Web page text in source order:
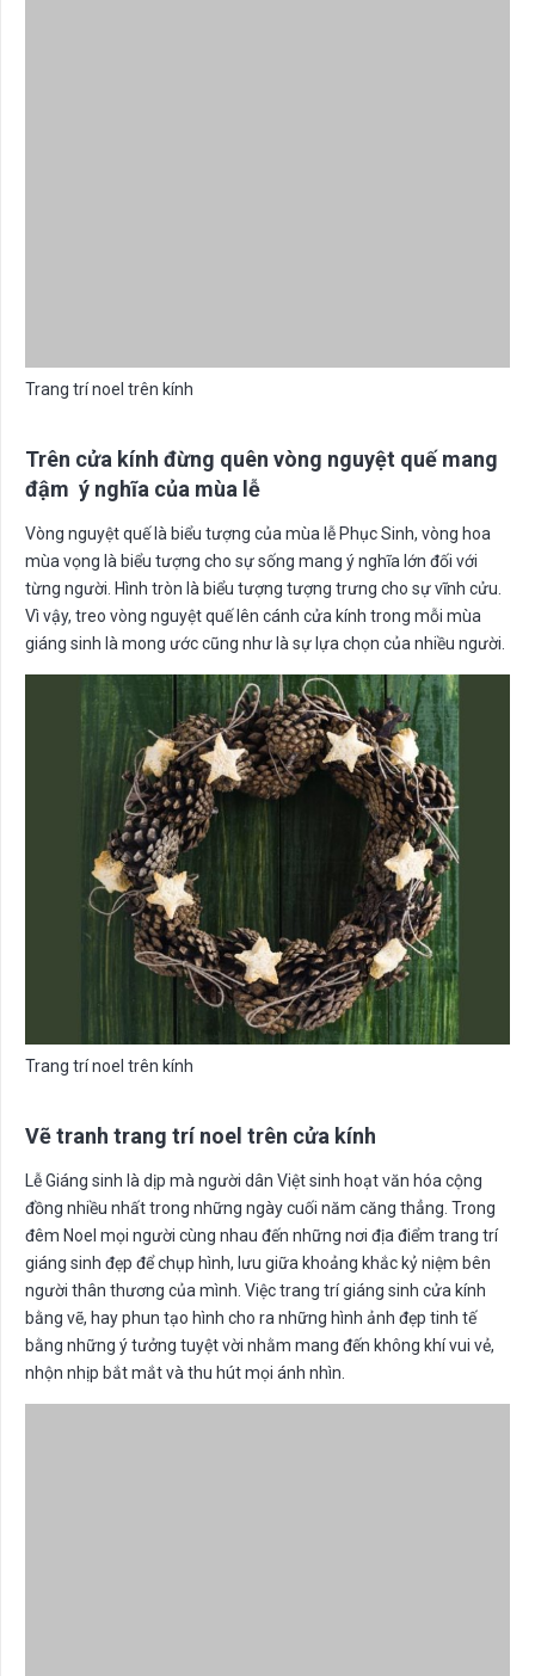
Trang trí noel trên kính
Trên cửa kính đừng quên vòng nguyệt quế mang
đậm ý nghĩa của mùa lễ
Vòng nguyệt quế là biểu tượng của mùa lễ Phục Sinh, vòng hoa
mùa vọng là biểu tượng cho sự sống mang ý nghĩa lớn đối với
từng người. Hình tròn là biểu tượng tượng trưng cho sự vĩnh cửu.
Vì vậy, treo vòng nguyệt quế lên cánh cửa kính trong mỗi mùa
giáng sinh là mong ước cũng như là sự lựa chọn của nhiều người.
Trang trí noel trên kính
Vẽ tranh trang trí noel trên cửa kính
Lễ Giáng sinh là dịp mà người dân Việt sinh hoạt văn hóa cộng
đồng nhiều nhất trong những ngày cuối năm căng thẳng. Trong
đêm Noel mọi người cùng nhau đến những nơi địa điểm trang trí
giáng sinh đẹp để chụp hình, lưu giữa khoảng khắc kỷ niệm bên
người thân thương của mình. Việc trang trí giáng sinh cửa kính
bằng vẽ, hay phun tạo hình cho ra những hình ảnh đẹp tinh tế
bằng những ý tưởng tuyệt vời nhằm mang đến không khí vui vẻ,
nhộn nhịp bắt mắt và thu hút mọi ánh nhìn.